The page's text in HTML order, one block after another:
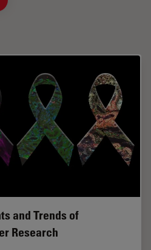
and Trends of
Research